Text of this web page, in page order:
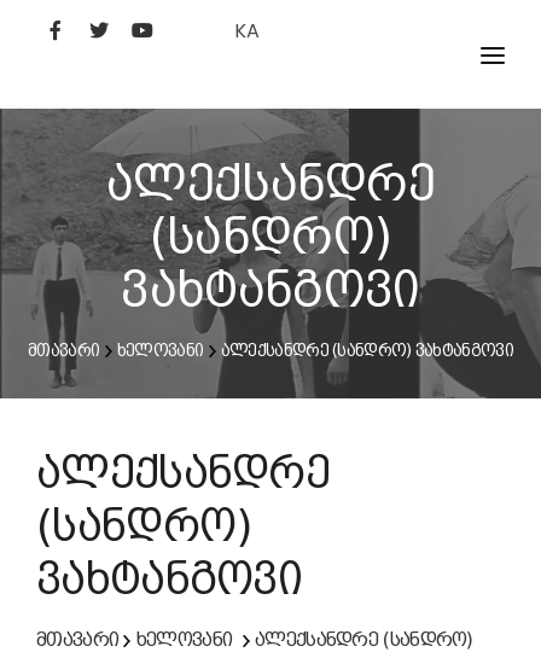
KA
ᲤᲘᲚᲛᲔᲑᲘ
ᲮᲔᲚᲝᲕᲐᲜᲘ
ᲙᲘᲜᲝᲡᲢᲣᲓᲘᲐ
ᲙᲘᲜᲝᲐᲙᲐᲓᲔᲛᲘᲐ
ალექსანდრე
(სანდრო)
ვახტანგოვი
მთავარი ხელოვანი ალექსანდრე (სანდრო) ვახტანგოვი
ალექსანდრე
(სანდრო)
ვახტანგოვი
მთავარი ხელოვანი
ალექსანდრე (სანდრო)